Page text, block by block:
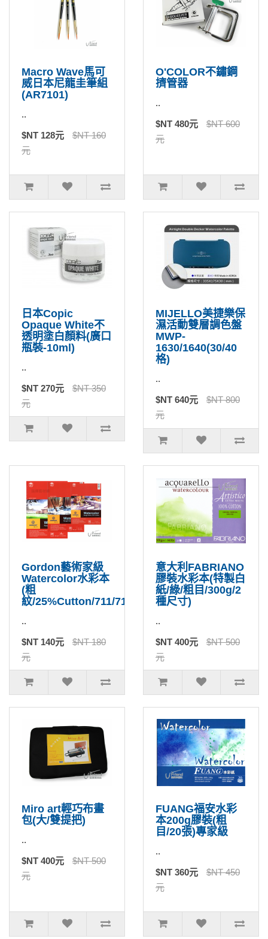
Macro Wave馬可
威日本尼龍圭筆組
(AR7101)
..
$NT 128元
$NT 160
元
O'COLOR不鏽鋼
擠管器
..
$NT 480元
$NT 600
元
日本Copic
Opaque White不
透明塗白顏料(廣口
瓶裝-10ml)
..
$NT 270元
$NT 350
元
MIJELLO美捷樂保
濕活動雙層調色盤
MWP-
1630/1640(30/40
格)
..
$NT 640元
$NT 800
元
Gordon藝術家級
Watercolor水彩本
(粗
紋/25%Cutton/711/715/717)
..
$NT 140元
$NT 180
元
意大利FABRIANO
膠裝水彩本(特製白
紙/綠/粗目/300g/2
種尺寸)
..
$NT 400元
$NT 500
元
Miro art輕巧布畫
包(大/雙提把)
..
$NT 400元
$NT 500
元
FUANG福安水彩
本200g膠裝(粗
目/20張)專家級
..
$NT 360元
$NT 450
元